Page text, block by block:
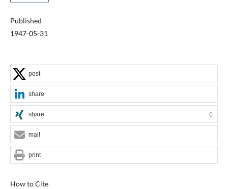
Published
1947-05-31
How to Cite
post
share
share 0
mail
print